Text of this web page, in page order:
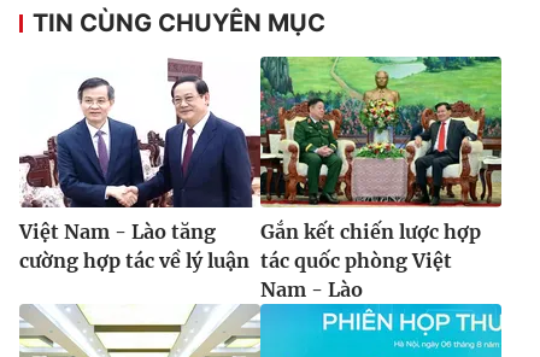
TIN CÙNG CHUYÊN MỤC
Việt Nam - Lào tăng
cường hợp tác về lý luận
Gắn kết chiến lược hợp
tác quốc phòng Việt
Nam - Lào